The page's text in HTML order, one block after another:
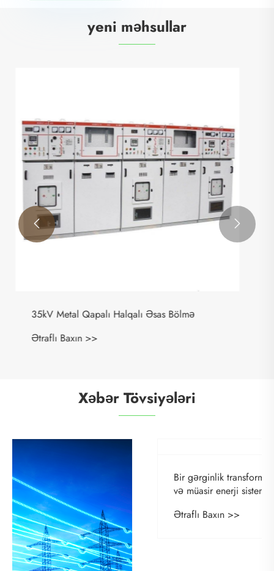
yeni məhsullar
Ətraflı Baxın >>
 
Xəbər Tövsiyələri